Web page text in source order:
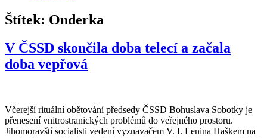
Štítek: Onderka
V ČSSD skončila doba telecí a začala
doba vepřová
Včerejší rituální obětování předsedy ČSSD Bohuslava Sobotky je
přenesení vnitrostranických problémů do veřejného prostoru.
Jihomoravští socialisti vedení vyznavačem V. I. Lenina Haškem na